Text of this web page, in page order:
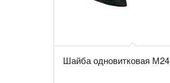
Шайба одновитковая М24